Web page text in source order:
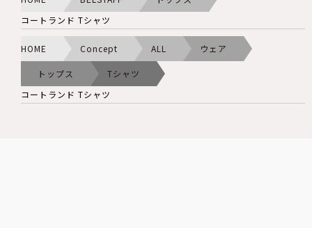
コートランド Tシャツ
HOME Concept ALL ウェア
トップス
Tシャツ
コートランド Tシャツ